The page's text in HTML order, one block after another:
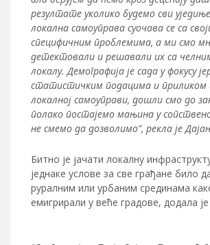
резултате уколико будемо сви
локална самоуправа суочава се са
специфичним проблемима, а ми смо
детектовали и решавали их са
локалу. Демографија је сада у фокусу
статистичким подацима и приликом
локалној самоуправи, дошли смо до
полако постајемо мањина у
не смемо да дозволимо”, рекла је
Битно је јачати локалну
једнаке услове за све грађане било
руралним или урбаним срединама
емигрирали у веће градове, додала